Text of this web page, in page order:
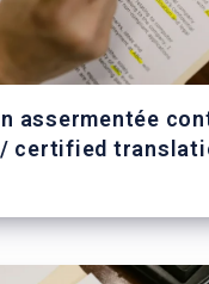
assermentée
certified
agreements /
contratos de